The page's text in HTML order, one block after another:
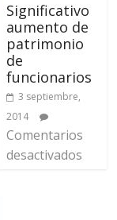
Significativo
aumento de
patrimonio
de
funcionarios
3 septiembre,
2014
Comentarios
desactivados